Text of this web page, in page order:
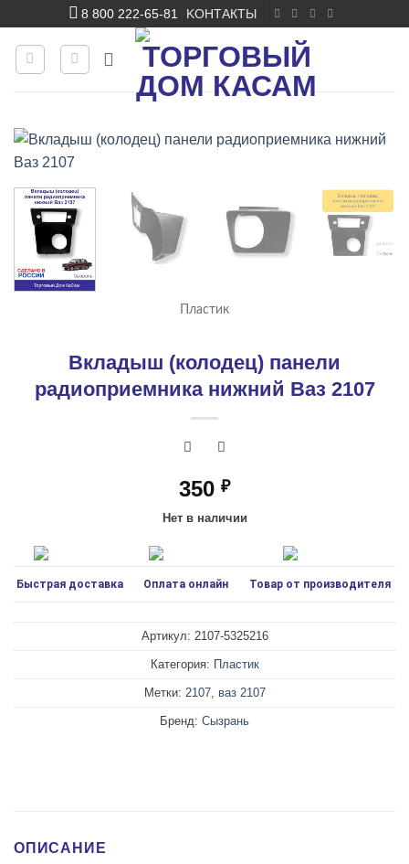
content
8 800 222-65-81 KОНТАКТЫ
Пластик
Вкладыш (колодец) панели
радиоприемника нижний Ваз 2107
350 ₽
Нет в наличии
Быстрая доставка Оплата онлайн Товар от производителя
Артикул: 2107-5325216
Категория: Пластик
Метки: 2107, ваз 2107
Бренд: Сызрань
ОПИСАНИЕ